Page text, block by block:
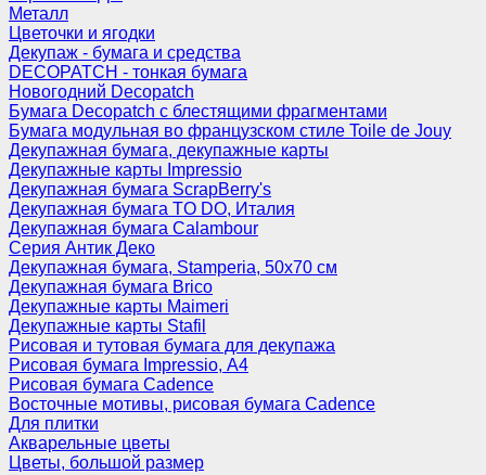
Металл
Цветочки и ягодки
Декупаж - бумага и средства
DECOPATCH - тонкая бумага
Новогодний Decopatch
Бумага Decopatch с блестящими фрагментами
Бумага модульная во французском стиле Toile de Jouy
Декупажная бумага, декупажные карты
Декупажные карты Impressio
Декупажная бумага ScrapBerry's
Декупажная бумага TO DO, Италия
Декупажная бумага Calambour
Серия Антик Деко
Декупажная бумага, Stamperia, 50х70 см
Декупажная бумага Brico
Декупажные карты Maimeri
Декупажные карты Stafil
Рисовая и тутовая бумага для декупажа
Рисовая бумага Impressio, А4
Рисовая бумага Cadence
Восточные мотивы, рисовая бумага Cadence
Для плитки
Акварельные цветы
Цветы, большой размер